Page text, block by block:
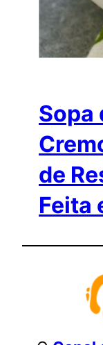
Sopa
de
Feita